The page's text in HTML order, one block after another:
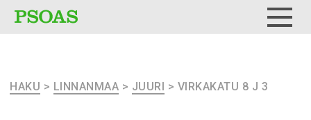
HAKU > LINNANMAA > JUURI > VIRKAKATU 8 J 3